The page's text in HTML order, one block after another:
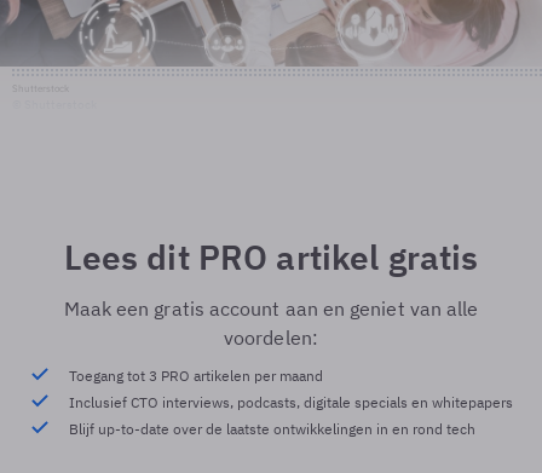
Lees dit PRO artikel gratis
Maak een gratis account aan en geniet van alle
voordelen:
Toegang tot 3 PRO artikelen per maand
Inclusief CTO interviews, podcasts, digitale specials en whitepapers
Blijf up-to-date over de laatste ontwikkelingen in en rond tech